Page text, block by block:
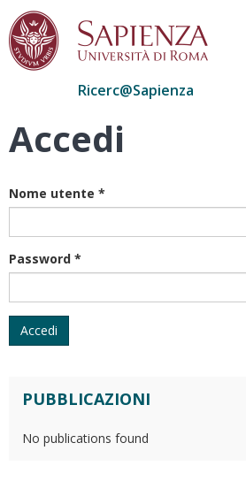
Salta
Ricerc@Sapienza
Accedi
Nome utente *
Password *
Accedi
PUBBLICAZIONI
No publications found